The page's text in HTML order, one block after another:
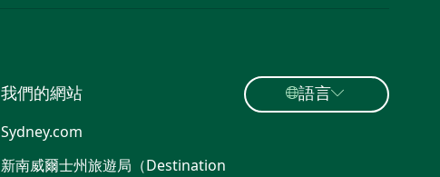
我們的網站
Sydney.com
新南威爾士州旅遊局（Destination
語言